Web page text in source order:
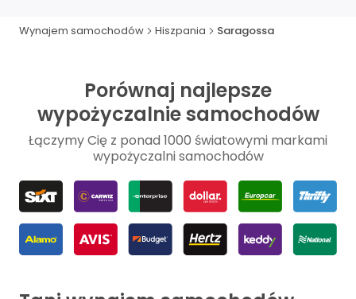
Wynajem samochodów Hiszpania Saragossa
Porównaj najlepsze
wypożyczalnie samochodów
Łączymy Cię z ponad 1000 światowymi markami
wypożyczalni samochodów